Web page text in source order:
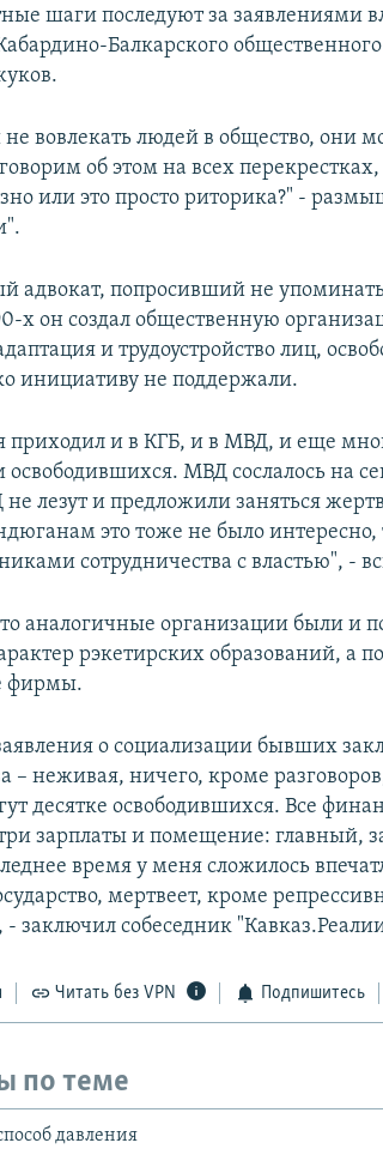
шаги последуют за заявлениями
Балкарского
вовлекать людей в общество, они
об этом на всех
или это просто риторика?" -
адвокат, попросивший не
х он создал общественную
и трудоустройство лиц,
инициативу не поддержали.
приходил и в КГБ, и в МВД, и еще
освободившихся. МВД сослалось на
лезут и предложили заняться
это тоже не было интересно,
сотрудничества с властью", -
аналогичные организации были и
рэкетирских образований, а
фирмы.
о социализации бывших
– неживая, ничего, кроме
десятке освободившихся. Все
зарплаты и помещение: главный,
время у меня сложилось
мертвеет, кроме
заключил собеседник
Читать без VPN Подпишитесь
по теме
давления